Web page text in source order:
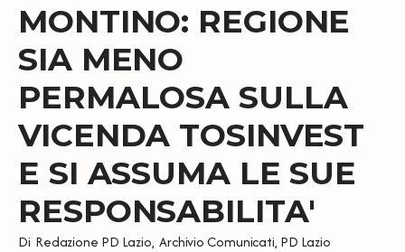
MONTINO: REGIONE
SIA MENO
PERMALOSA SULLA
VICENDA TOSINVEST
E SI ASSUMA LE SUE
RESPONSABILITA'
Di Redazione PD Lazio, Archivio Comunicati, PD Lazio